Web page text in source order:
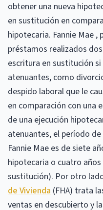
obtener una nueva
en sustitución en
hipotecaria. Fannie Mae ,
préstamos realizados
escritura en sustitución
atenuantes, como
despido laboral que le
en comparación con una
de una ejecución
atenuantes, el período
Fannie Mae es de siete
hipotecaria o cuatro
sustitución). Por otro
de Vivienda (FHA) trata
ventas en descubierto y